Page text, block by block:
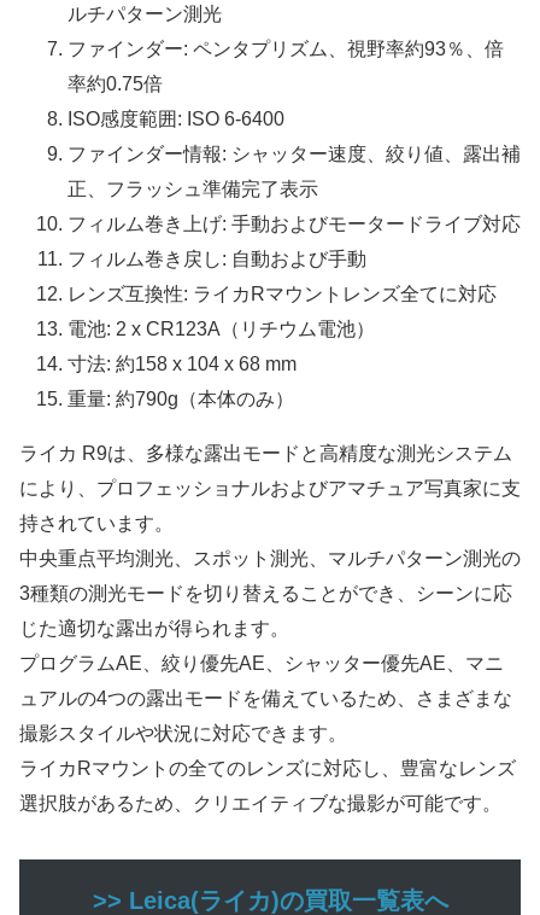
ルチパターン測光
ファインダー: ペンタプリズム、視野率約93％、倍
率約0.75倍
ISO感度範囲: ISO 6-6400
ファインダー情報: シャッター速度、絞り値、露出補
正、フラッシュ準備完了表示
フィルム巻き上げ: 手動およびモータードライブ対応
フィルム巻き戻し: 自動および手動
レンズ互換性: ライカRマウントレンズ全てに対応
電池: 2 x CR123A（リチウム電池）
寸法: 約158 x 104 x 68 mm
重量: 約790g（本体のみ）
ライカ R9は、多様な露出モードと高精度な測光システム
により、プロフェッショナルおよびアマチュア写真家に支
持されています。
中央重点平均測光、スポット測光、マルチパターン測光の
3種類の測光モードを切り替えることができ、シーンに応
じた適切な露出が得られます。
プログラムAE、絞り優先AE、シャッター優先AE、マニ
ュアルの4つの露出モードを備えているため、さまざまな
撮影スタイルや状況に対応できます。
ライカRマウントの全てのレンズに対応し、豊富なレンズ
選択肢があるため、クリエイティブな撮影が可能です。
>> Leica(ライカ)の買取一覧表へ